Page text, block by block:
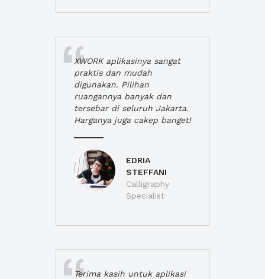
XWORK aplikasinya sangat
praktis dan mudah
digunakan. Pilihan
ruangannya banyak dan
tersebar di seluruh Jakarta.
Harganya juga cakep banget!
EDRIA
STEFFANI
Calligraphy
Specialist
Terima kasih untuk aplikasi